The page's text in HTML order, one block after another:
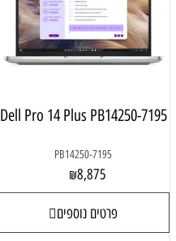
Dell Pro 14 Plus PB14250-7195
PB14250-7195
₪8,875
פרטים נוספים